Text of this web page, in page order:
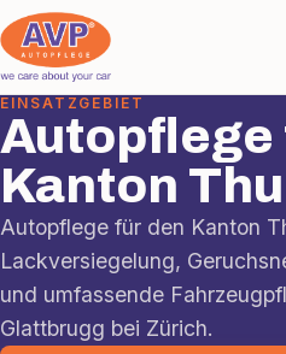
EINSATZGEBIET
Autopflege
Kanton
Autopflege für den Kanton
Lackversiegelung,
und umfassende
Glattbrugg bei Zürich.